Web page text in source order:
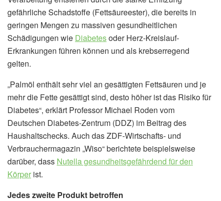
gefährliche Schadstoffe (Fettsäureester), die bereits in
geringen Mengen zu massiven gesundheitlichen
Schädigungen wie Diabetesoder Herz-Kreislauf-
Erkrankungen führen können und als krebserregend
gelten.
„Palmöl enthält sehr viel an gesättigten Fettsäuren und je
mehr die Fette gesättigt sind, desto höher ist das Risiko für
Diabetes“, erklärt Professor Michael Roden vom
Deutschen Diabetes-Zentrum (DDZ) im Beitrag des
Haushaltschecks. Auch das ZDF-Wirtschafts- und
Verbrauchermagazin „Wiso“ berichtete beispielsweise
darüber, dass Nutella gesundheitsgefährdend für den
Körper ist.
Jedes zweite Produkt betroffen